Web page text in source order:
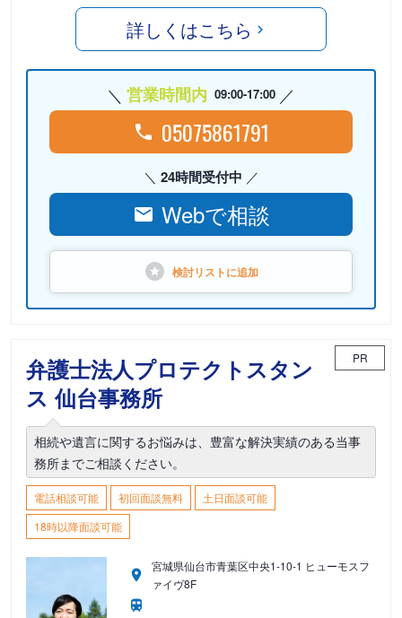
詳しくはこちら
営業時間内 09:00-17:00
05075861791
24時間受付中
Webで相談
検討リストに追加
弁護士法人プロテクトスタン
ス 仙台事務所
PR
相続や遺言に関するお悩みは、豊富な解決実績のある当事
務所までご相談ください。
電話相談可能 初回面談無料
土日面談可能
18時以降面談可能
宮城県仙台市青葉区中央1-10-1 ヒューモスフ
ァイヴ8F